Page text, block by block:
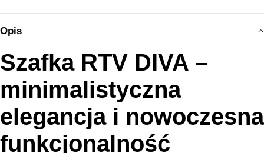
Opis
Szafka RTV DIVA –
minimalistyczna
elegancja i nowoczesna
funkcjonalność